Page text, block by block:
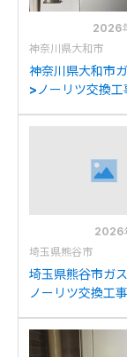
2026
神奈川県大和市
神奈川県大和市
>ノーリツ交換工
2428AWXから
2026
埼玉県熊谷市
埼玉県熊谷市ガ
ノーリツ交換工
C2452SAWXか
ツGT-